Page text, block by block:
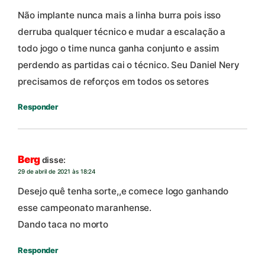
Não implante nunca mais a linha burra pois isso
derruba qualquer técnico e mudar a escalação a
todo jogo o time nunca ganha conjunto e assim
perdendo as partidas cai o técnico. Seu Daniel Nery
precisamos de reforços em todos os setores
Responder
Bergdisse:
29 de abril de 2021 às 18:24
Desejo quê tenha sorte,,e comece logo ganhando
esse campeonato maranhense.
Dando taca no morto
Responder